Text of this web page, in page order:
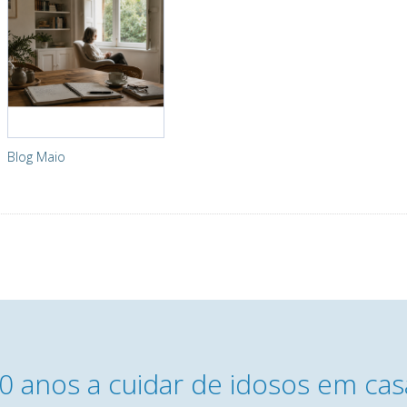
Blog Maio
anos a cuidar de idosos em